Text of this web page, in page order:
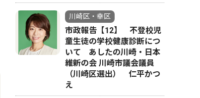
川崎区・幸区
市政報告【12】 不登校児
童生徒の学校健康診断につ
いて あしたの川崎・日本
維新の会 川崎市議会議員
（川崎区選出） 仁平かつ
え